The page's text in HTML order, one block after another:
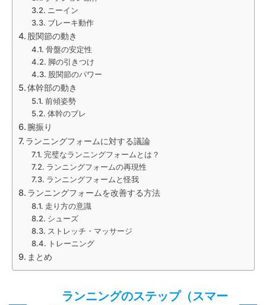
ニーイン
ブレーキ動作
股関節の動き
骨盤の安定性
脚の引きつけ
股関節のパワー
体幹部の動き
前傾姿勢
体幹のブレ
腕振り
ランニングフォームに対する議論
完璧なランニングフォームとは？
ランニングフォームの再現性
ランニングフォームと怪我
ランニングフォームを改善する方法
走り方の意識
シューズ
ストレッチ・マッサージ
トレーニング
まとめ
ランニングのステップ（スマー